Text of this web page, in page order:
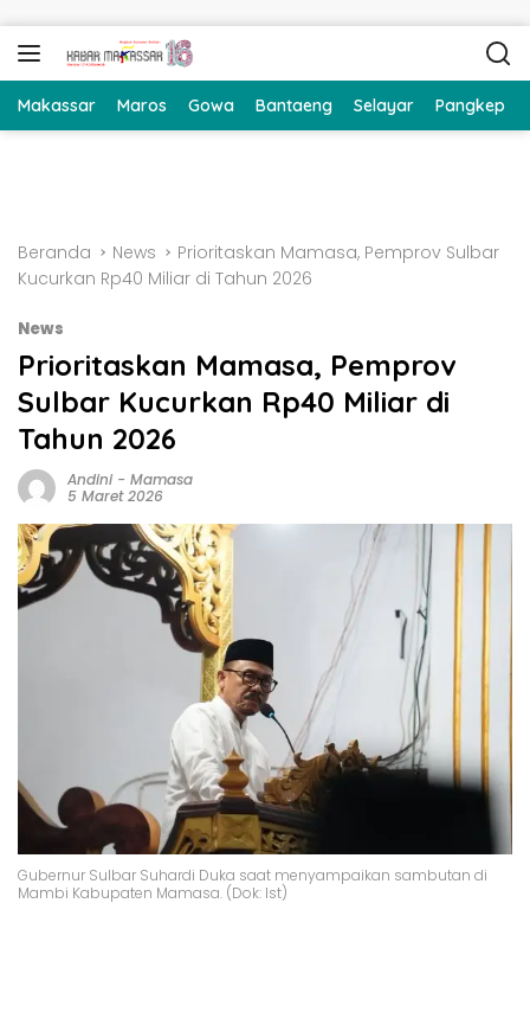
Makassar Maros Gowa Bantaeng Selayar Pangkep
Beranda News
Prioritaskan Mamasa, Pemprov Sulbar
Kucurkan Rp40 Miliar di Tahun 2026
News
Prioritaskan Mamasa, Pemprov
Sulbar Kucurkan Rp40 Miliar di
Tahun 2026
Andini- Mamasa
5 Maret 2026
Gubernur Sulbar Suhardi Duka saat menyampaikan sambutan di
Mambi Kabupaten Mamasa. (Dok: Ist)